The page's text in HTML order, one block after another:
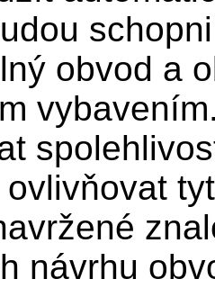
obvod a
návrhu